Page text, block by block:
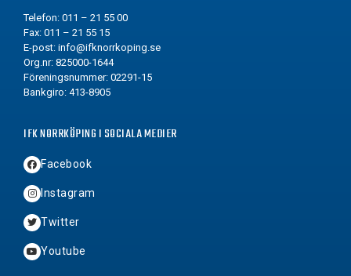
Telefon: 011 – 21 55 00
Fax: 011 – 21 55 15
E-post: info@ifknorrkoping.se
Org.nr: 825000-1644
Föreningsnummer: 02291-15
Bankgiro: 413-8905
IFK NORRKÖPING I SOCIALA MEDIER
Facebook
Instagram
Twitter
Youtube